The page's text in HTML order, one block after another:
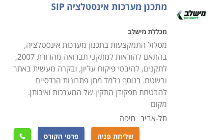
האבזרים המחוברים לה. ישנם שני סוגים עיקריים של
עבודת שרברבות: הרכבת מערכות חדשות, ואיתור ותיקון
תקלות במערכת קיימת. ישנם שרברבים העובדים כעצמאי,
לעתים כעסק של אדם אחד בלבד, וכן הפעילים בחברות
אינסטלציה, ובחברות בעלות התמחות רחבה יותר בתחום
מעבר לעבודתם של שרברבים בתיקון ובהצבת צנרת
בבתים, קיימים לא מעט תחומים נוספים שנהנים משירותי
מומחיותם דוגמת עסקי השקייה וחקלאות, העוסקים בעיצוב
מתכנן מערכות אינסטלציה SIP
מכללת מישלב
מסלול התמקצעות בתכנון מערכות אינסטלציה,
בהתאם להוראות למתקני תברואה מהדורת 2007,
לתקנים, להיבטי פיקוח עליון, ובקרה מעשית באתר
ובשטח. בנוסף נלמד מתן פתרונות הנדסיים
להבטחת תפקודן התקין של המערכות ואיכותן.
מקום
תל-אביב חיפה
שליחת פניה פרטי הקורס 